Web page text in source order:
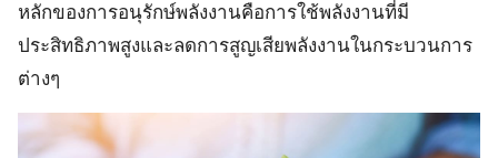
หลักของการอนุรักษ์พลังงานคือการใช้พลังงานที่มี
ประสิทธิภาพสูงและลดการสูญเสียพลังงานในกระบวนการ
ต่างๆ